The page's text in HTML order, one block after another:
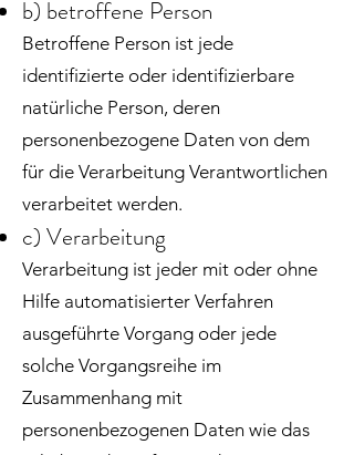
b) betroffene Person
Betroffene Person ist jede
identifizierte oder identifizierbare
natürliche Person, deren
personenbezogene Daten von dem
für die Verarbeitung Verantwortlichen
verarbeitet werden.
c) Verarbeitung
Verarbeitung ist jeder mit oder ohne
Hilfe automatisierter Verfahren
ausgeführte Vorgang oder jede
solche Vorgangsreihe im
Zusammenhang mit
personenbezogenen Daten wie das